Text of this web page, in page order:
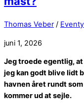
Thomas Veber /
juni 1, 2026
Jeg troede egentlig,
jeg kan godt blive lidt
havnen året rundt
kommer ud at sejle.